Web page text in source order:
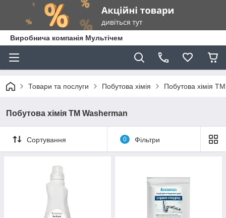
Виробнича компанія Мультічем
Товари та послуги Побутова хімія Побутова хімія
Побутова хімія ТМ Washerman
Сортування 0 Фільтри